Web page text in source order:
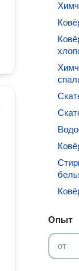
Опыт
от